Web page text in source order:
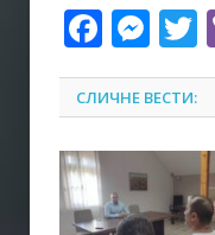
СЛИЧНЕ ВЕСТИ: